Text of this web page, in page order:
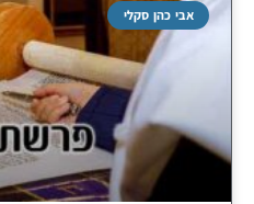
אבי כהן סקלי